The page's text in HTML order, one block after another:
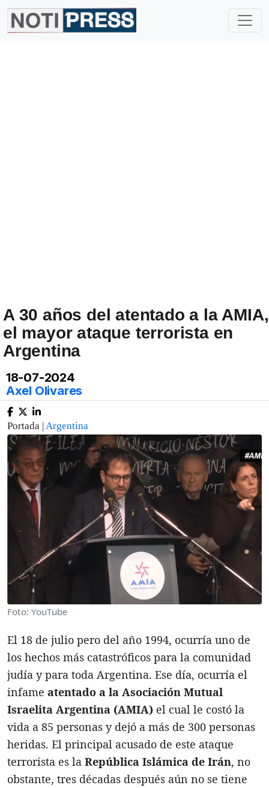
A 30 años del atentado a la AMIA,
el mayor ataque terrorista en
Argentina
18-07-2024
Axel Olivares
Portada |Argentina
Foto: YouTube
El 18 de julio pero del año 1994, ocurría uno de
los hechos más catastróficos para la comunidad
judía y para toda Argentina. Ese día, ocurría el
infame atentado a la Asociación Mutual
Israelita Argentina (AMIA) el cual le costó la
vida a 85 personas y dejó a más de 300 personas
heridas. El principal acusado de este ataque
terrorista es la República Islámica de Irán, no
obstante, tres décadas después aún no se tiene